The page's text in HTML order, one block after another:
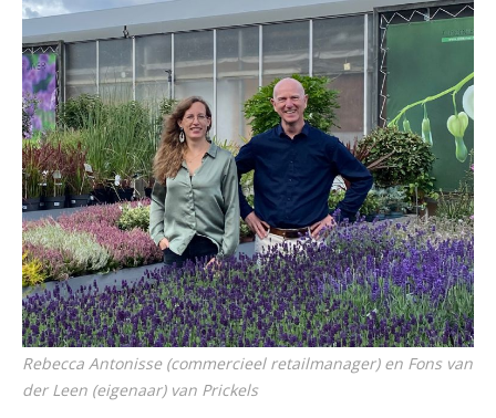
Rebecca Antonisse (commercieel retailmanager) en Fons van
der Leen (eigenaar) van Prickels